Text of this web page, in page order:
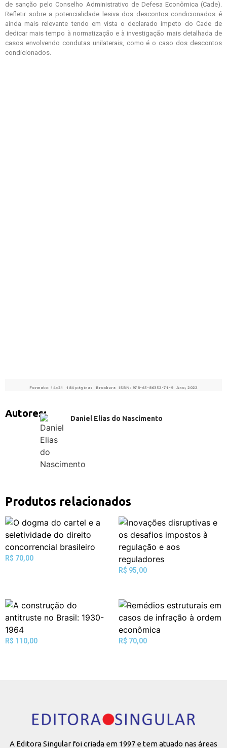
de sanção pelo Conselho Administrativo de Defesa Econômica (Cade).
Refletir sobre a potencialidade lesiva dos descontos condicionados é
ainda mais relevante tendo em vista o declarado ímpeto do Cade de
dedicar mais tempo à normatização e à investigação mais detalhada de
casos envolvendo condutas unilaterais, como é o caso dos descontos
condicionados.
Formato: 14×21 184 páginas Brochura ISBN: 978-65-86352-71-9 Ano; 2022
Autores: Daniel Elias do Nascimento
Produtos relacionados
R$ 70,00
R$ 95,00
R$ 110,00 R$ 70,00
A Editora Singular foi criada em 1997 e tem atuado nas áreas